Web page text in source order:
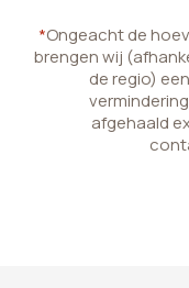
*Ongeacht de
brengen wij
de regio)
afgehaald